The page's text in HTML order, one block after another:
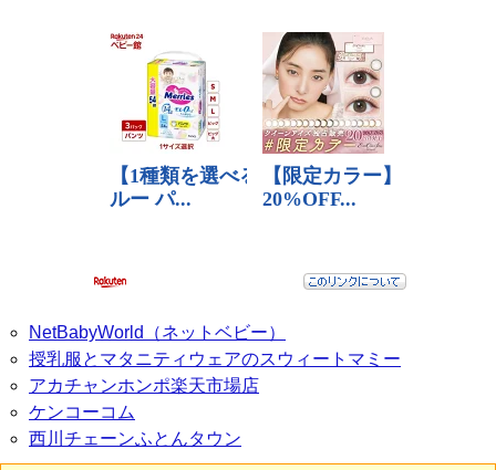
NetBabyWorld（ネットベビー）
授乳服とマタニティウェアのスウィートマミー
アカチャンホンポ楽天市場店
ケンコーコム
西川チェーンふとんタウン